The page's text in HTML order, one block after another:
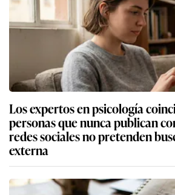
Los expertos en psicología
personas que nunca publican
redes sociales no pretenden
externa